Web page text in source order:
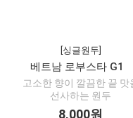
[싱글원두]
베트남 로부스타 G1
고소한 향이 깔끔한 끝 맛
선사하는 원두
8,000원